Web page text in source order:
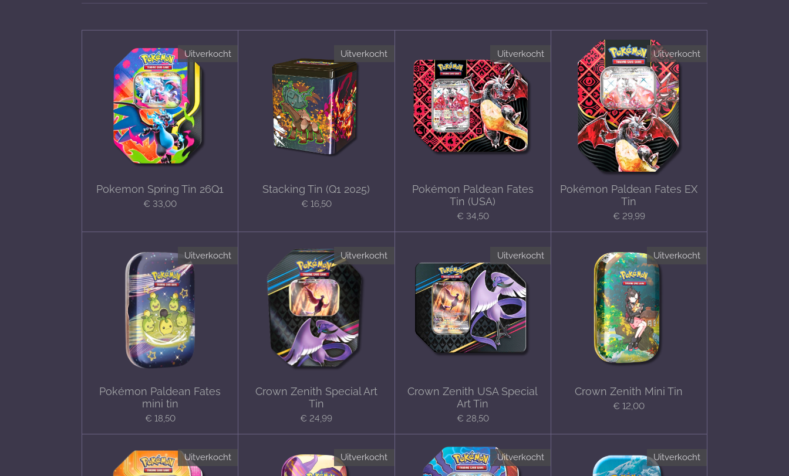
Uitverkocht
Pokemon Spring Tin 26Q1
€ 33,00
Uitverkocht
Stacking Tin (Q1 2025)
€ 16,50
Uitverkocht
Pokémon Paldean Fates
Tin (USA)
€ 34,50
Uitverkocht
Pokémon Paldean Fates EX
Tin
€ 29,99
Uitverkocht
Pokémon Paldean Fates
mini tin
€ 18,50
Uitverkocht
Crown Zenith Special Art
Tin
€ 24,99
Uitverkocht
Crown Zenith USA Special
Art Tin
€ 28,50
Uitverkocht
Crown Zenith Mini Tin
€ 12,00
Uitverkocht Uitverkocht Uitverkocht Uitverkocht